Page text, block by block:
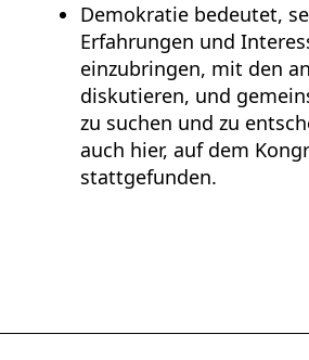
Demokratie bedeutet,
Erfahrungen und
einzubringen, mit den
diskutieren, und
zu suchen und zu
auch hier, auf dem
stattgefunden.